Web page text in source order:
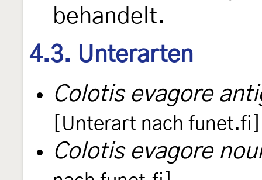
behandelt.
4.3. Unterarten
Colotis evagore
[Unterart nach funet.fi]
Colotis evagore